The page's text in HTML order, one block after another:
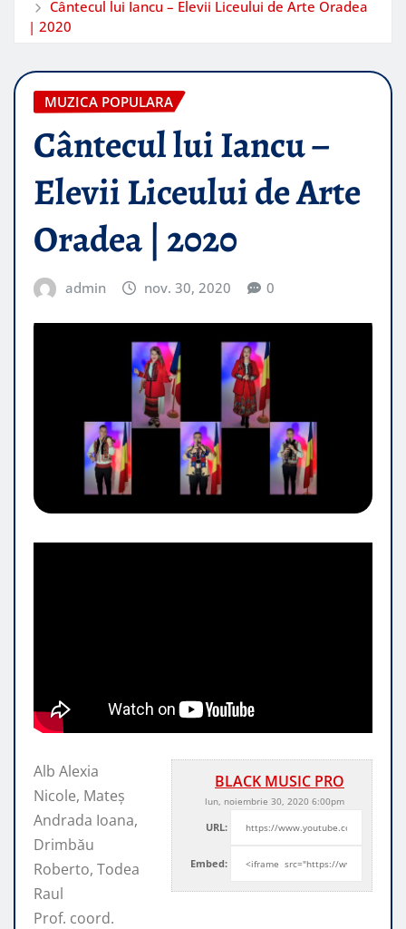
Cântecul lui Iancu – Elevii Liceului de Arte Oradea
| 2020
MUZICA POPULARA
Cântecul lui Iancu –
Elevii Liceului de Arte
Oradea | 2020
admin nov. 30, 2020 0
BLACK MUSIC PRO
lun, noiembrie 30, 2020 6:00pm
URL:
Embed:
Alb Alexia
Nicole, Mateș
Andrada Ioana,
Drimbău
Roberto, Todea
Raul
Prof. coord.